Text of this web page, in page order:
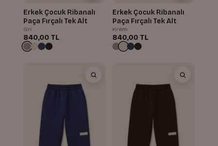
Erkek Çocuk Ribanalı
Paça Fırçalı Tek Alt
Gri
840,00 TL
Erkek Çocuk Ribanalı
Paça Fırçalı Tek Alt
Krem
840,00 TL